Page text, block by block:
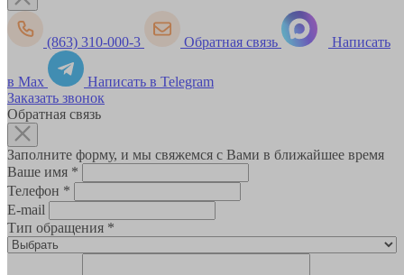
(863) 310-000-3 Обратная связь Написать
в Max
Написать в Telegram
Заказать звонок
Обратная связь
Заполните форму, и мы свяжемся с Вами в ближайшее время
Ваше имя *
Телефон *
E-mail
Тип обращения *